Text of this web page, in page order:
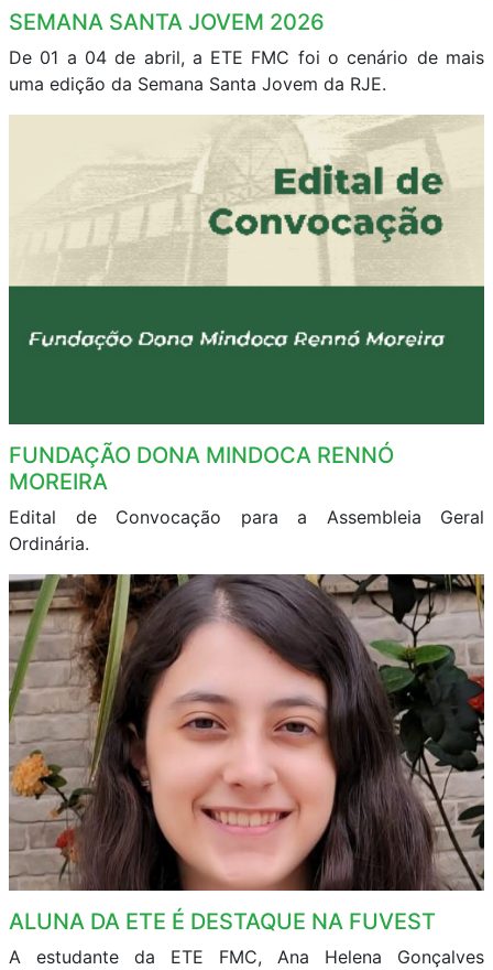
SEMANA SANTA JOVEM 2026
De 01 a 04 de abril, a ETE FMC foi o cenário de mais
uma edição da Semana Santa Jovem da RJE.
FUNDAÇÃO DONA MINDOCA RENNÓ
MOREIRA
Edital de Convocação para a Assembleia Geral
Ordinária.
ALUNA DA ETE É DESTAQUE NA FUVEST
A estudante da ETE FMC, Ana Helena Gonçalves